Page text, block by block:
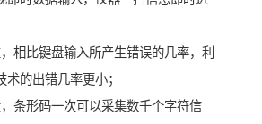
相比键盘输入所产生错误的几率，利
的出错几率更小；
条形码一次可以采集数千个字符信